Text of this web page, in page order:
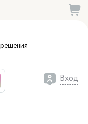
решения
Вход